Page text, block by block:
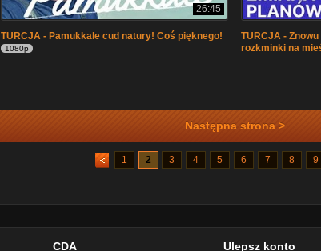
26:45
TURCJA - Pamukkale cud natury! Coś pięknego!
1080p
TURCJA - Znowu
rozkminki na
Następna strona >
1 2 3 4 5 6 7 8 9
CDA Ulepsz konto